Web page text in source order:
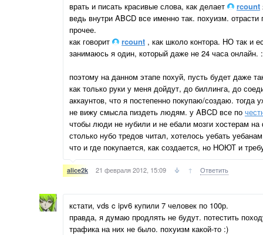
врать и писать красивые слова, как делает rcount
ведь внутри ABCD все именно так. похуизм.
прочее.
как говорит
rcount , как школо контора. НО так и
занимаюсь я один, который даже не 24 часа онлайн.
поэтому на данном этапе похуй, пусть будет даже
как только руки у меня дойдут, до биллинга, до
аккаунтов, что я постепенно покупаю/создаю. тогда
не вижу смысла пиздеть людям. у ABCD все по
чтобы люди не нубили и не ебали мозги хостерам
столько нубо тредов читал, хотелось уебать
что и где покупается, как создается, но НОЮТ и
alice2k 21 февраля 2012, 15:09 ↑ Ответить
кстати, vds c ipv6 купили 7 человек по 100р.
правда, я думаю продлять не будут. потестить
трафика на них не было. похуизм какой-то :)